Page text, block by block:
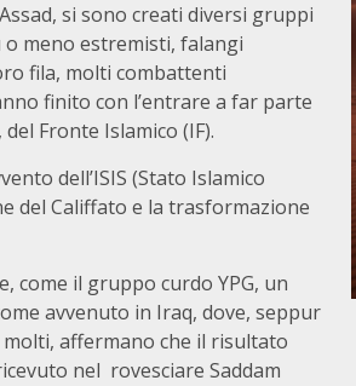
si sono creati diversi gruppi
meno estremisti, falangi
fila, molti combattenti
finito con l’entrare a far parte
Fronte Islamico (IF).
dell’ISIS (Stato Islamico
del Califfato e la trasformazione
come il gruppo curdo YPG, un
avvenuto in Iraq, dove, seppur
affermano che il risultato
nel rovesciare Saddam